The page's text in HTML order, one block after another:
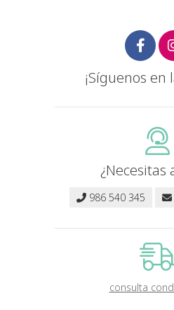
¡Síguenos en
¿Necesitas
986 540 345
consulta